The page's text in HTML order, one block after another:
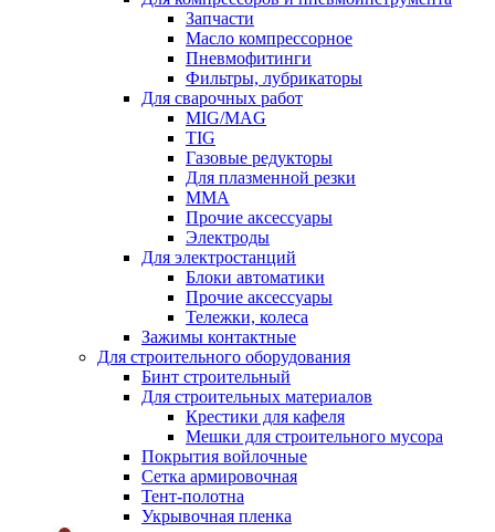
Запчасти
Масло компрессорное
Пневмофитинги
Фильтры, лубрикаторы
Для сварочных работ
MIG/MAG
TIG
Газовые редукторы
Для плазменной резки
ММА
Прочие аксессуары
Электроды
Для электростанций
Блоки автоматики
Прочие аксессуары
Тележки, колеса
Зажимы контактные
Для строительного оборудования
Бинт строительный
Для строительных материалов
Крестики для кафеля
Мешки для строительного мусора
Покрытия войлочные
Сетка армировочная
Тент-полотна
Укрывочная пленка